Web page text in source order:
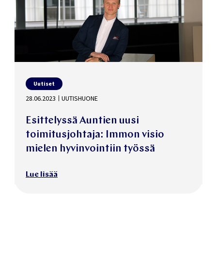
Uutiset
28.06.2023 UUTISHUONE
Esittelyssä Auntien uusi
toimitusjohtaja: Immon visio
mielen hyvinvointiin työssä
Lue lisää